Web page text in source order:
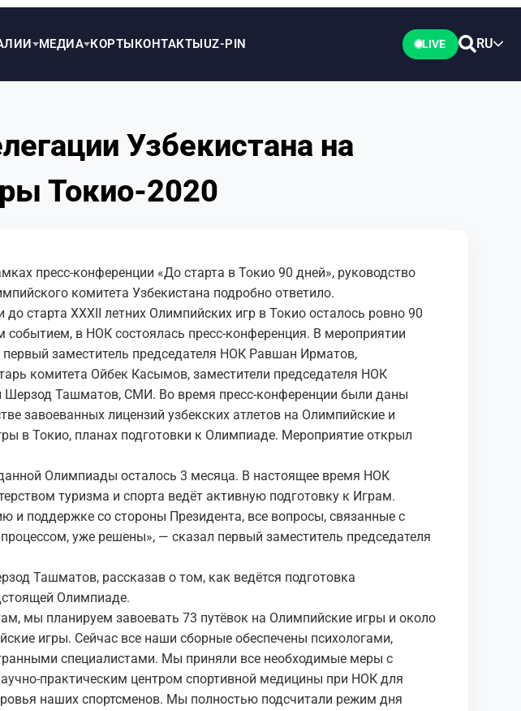
МЕДИА КОРТЫКОНТАКТЫUZ-PIN RU
Узбекистана на
Токио-2020
пресс-конференции «До старта в Токио 90 дней», руководство
комитета Узбекистана подробно ответило.
до старта XXXII летних Олимпийских игр в Токио осталось ровно 90
событием, в НОК состоялась пресс-конференция. В мероприятии
первый заместитель председателя НОК Равшан Ирматов,
комитета Ойбек Касымов, заместители председателя НОК
Шерзод Ташматов, СМИ. Во время пресс-конференции были даны
завоеванных лицензий узбекских атлетов на Олимпийские и
в Токио, планах подготовки к Олимпиаде. Мероприятие открыл
Олимпиады осталось 3 месяца. В настоящее время НОК
туризма и спорта ведёт активную подготовку к Играм.
и поддержке со стороны Президента, все вопросы, связанные с
уже решены», — сказал первый заместитель председателя
Ташматов, рассказав о том, как ведётся подготовка
Олимпиаде.
мы планируем завоевать 73 путёвок на Олимпийские игры и около
игры. Сейчас все наши сборные обеспечены психологами,
специалистами. Мы приняли все необходимые меры с
практическим центром спортивной медицины при НОК для
наших спортсменов. Мы полностью подсчитали режим дня